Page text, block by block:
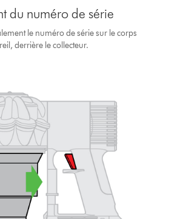
du numéro de série
le numéro de série sur le corps
derrière le collecteur.